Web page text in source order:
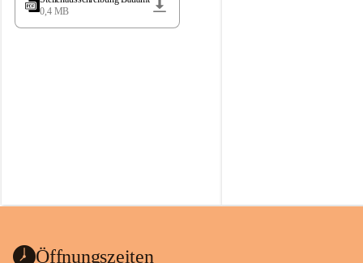
s
0,4 MB
Öffnungszeiten